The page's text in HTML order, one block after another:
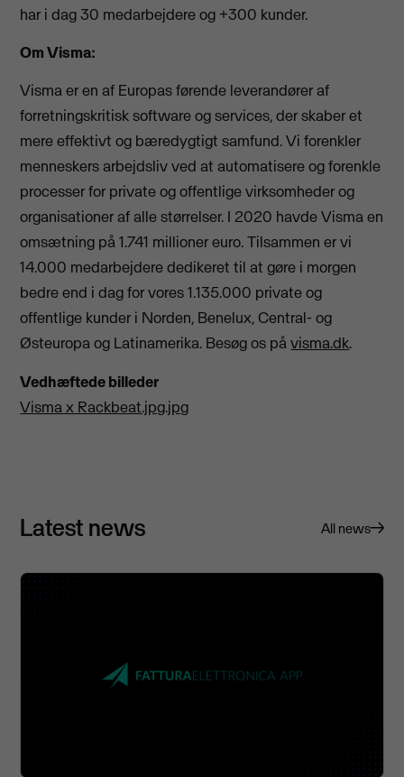
har i dag 30 medarbejdere og +300 kunder.
Om Visma:
Visma er en af Europas førende leverandører af
forretningskritisk software og services, der skaber et
mere effektivt og bæredygtigt samfund. Vi forenkler
menneskers arbejdsliv ved at automatisere og forenkle
processer for private og offentlige virksomheder og
organisationer af alle størrelser. I 2020 havde Visma en
omsætning på 1.741 millioner euro. Tilsammen er vi
14.000 medarbejdere dedikeret til at gøre i morgen
bedre end i dag for vores 1.135.000 private og
offentlige kunder i Norden, Benelux, Central- og
Østeuropa og Latinamerika. Besøg os påvisma.dk.
Vedhæftede billeder
Visma x Rackbeat.jpg.jpg
Latest news All news